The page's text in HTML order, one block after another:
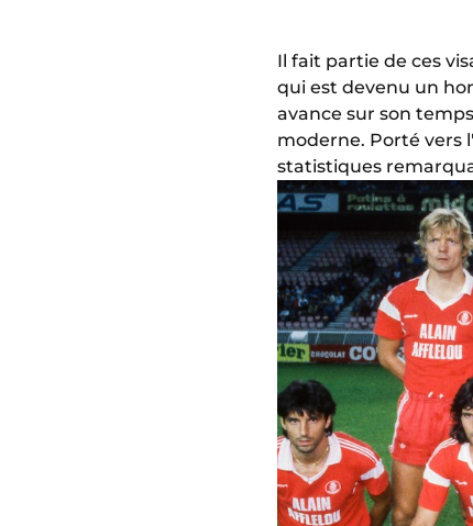
Il fait partie de ces
qui est devenu un
avance sur son
moderne. Porté vers
statistiques